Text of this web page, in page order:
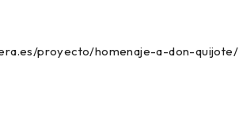
proyecto/homenaje-a-don-quijote/